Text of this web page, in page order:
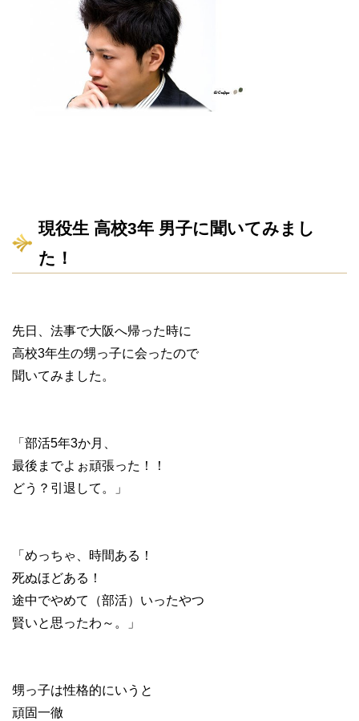
現役生 高校3年 男子に聞いてみまし
た！
先日、法事で大阪へ帰った時に
高校3年生の甥っ子に会ったので
聞いてみました。
「部活5年3か月、
最後までよぉ頑張った！！
どう？引退して。」
「めっちゃ、時間ある！
死ぬほどある！
途中でやめて（部活）いったやつ
賢いと思ったわ～。」
甥っ子は性格的にいうと
頑固一徹